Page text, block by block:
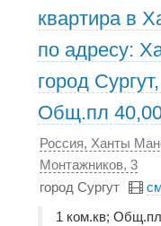
квартира в
по адресу:
город
Общ.пл
Россия, Ханты
Монтажников, 3
город Сургут
1 ком.кв;